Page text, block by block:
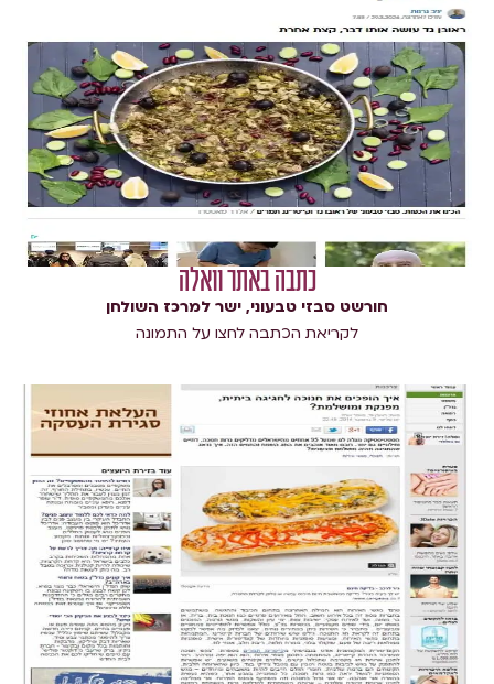
כתבה באתר וואלה
חורשט סבזי טבעוני, ישר למרכז השולחן
לקריאת הכתבה לחצו על התמונה​